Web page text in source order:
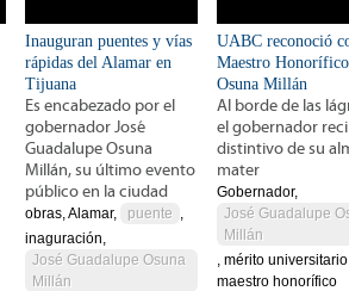
Inauguran puentes y vías
rápidas del Alamar en
Tijuana
Es encabezado por el
gobernador José
Guadalupe Osuna
Millán, su último evento
público en la ciudad
obras, Alamar, puente ,
inaguración,
José Guadalupe Osuna
Millán
UABC reconoció
Maestro
Osuna Millán
Al borde de las
el gobernador
distintivo de su
mater
Gobernador,
José Guadalupe
Millán
, mérito
maestro honorífico